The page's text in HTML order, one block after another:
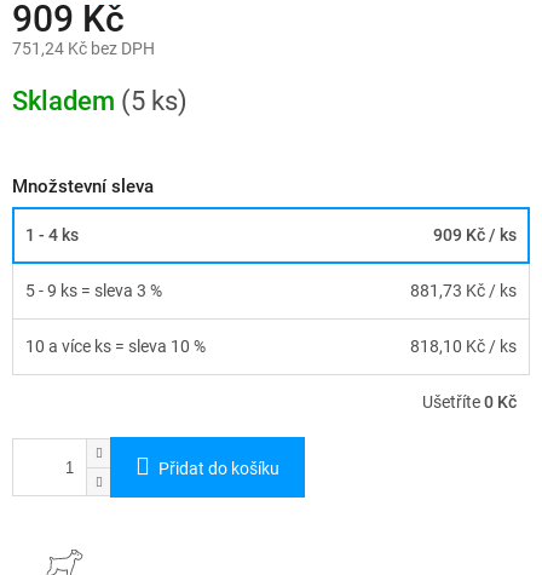
909 Kč
751,24 Kč bez DPH
cena:
Skladem (5 ks)
Množstevní sleva
1 - 4 ks 909 Kč/ ks
5 - 9 ks = sleva 3 % 881,73 Kč/ ks
10 a více ks = sleva 10 % 818,10 Kč/ ks
Ušetříte0 Kč
Přidat do košíku